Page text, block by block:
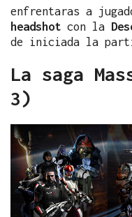
enfrentaras a
headshot con la
de iniciada la
La saga
3)